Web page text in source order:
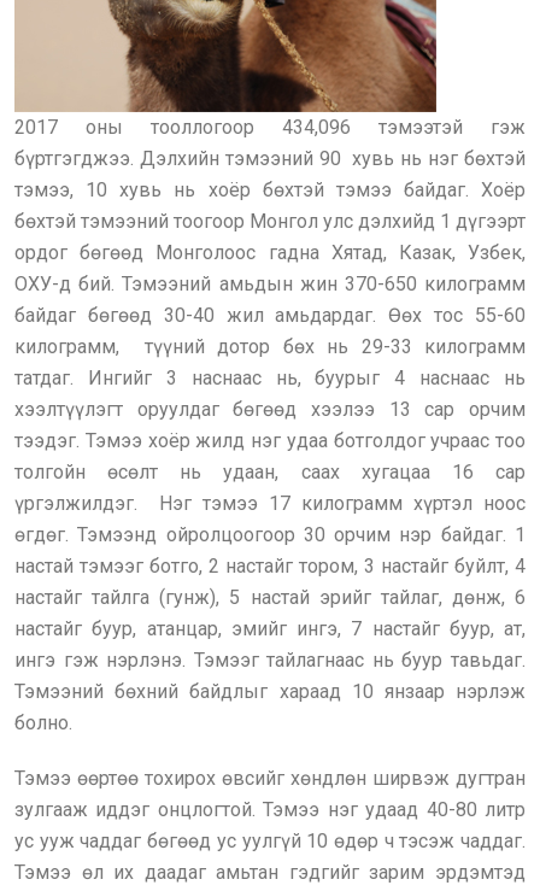
2017 оны тооллогоор 434,096 тэмээтэй гэж
бүртгэгджээ. Дэлхийн тэмээний 90 хувь нь нэг бөхтэй
тэмээ, 10 хувь нь хоёр бөхтэй тэмээ байдаг. Хоёр
бөхтэй тэмээний тоогоор Монгол улс дэлхийд 1 дүгээрт
ордог бөгөөд Монголоос гадна Хятад, Казак, Узбек,
ОХУ-д бий. Тэмээний амьдын жин 370-650 килограмм
байдаг бөгөөд 30-40 жил амьдардаг. Өөх тос 55-60
килограмм, түүний дотор бөх нь 29-33 килограмм
татдаг. Ингийг 3 наснаас нь, буурыг 4 наснаас нь
хээлтүүлэгт оруулдаг бөгөөд хээлээ 13 сар орчим
тээдэг. Тэмээ хоёр жилд нэг удаа ботголдог учраас тоо
толгойн өсөлт нь удаан, саах хугацаа 16 сар
үргэлжилдэг. Нэг тэмээ 17 килограмм хүртэл ноос
өгдөг. Тэмээнд ойролцоогоор 30 орчим нэр байдаг. 1
настай тэмээг ботго, 2 настайг тором, 3 настайг буйлт, 4
настайг тайлга (гунж), 5 настай эрийг тайлаг, дөнж, 6
настайг буур, атанцар, эмийг ингэ, 7 настайг буур, ат,
ингэ гэж нэрлэнэ. Тэмээг тайлагнаас нь буур тавьдаг.
Тэмээний бөхний байдлыг хараад 10 янзаар нэрлэж
болно.
Тэмээ өөртөө тохирох өвсийг хөндлөн ширвэж дугтран
зулгааж иддэг онцлогтой. Тэмээ нэг удаад 40-80 литр
ус ууж чаддаг бөгөөд ус уулгүй 10 өдөр ч тэсэж чаддаг.
Тэмээ өл их даадаг амьтан гэдгийг зарим эрдэмтэд